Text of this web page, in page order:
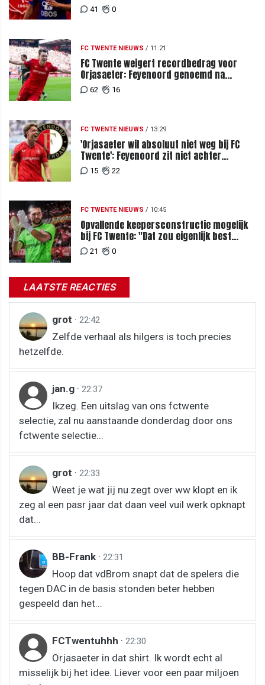
miljoenenbod
41 0
FC TWENTE NIEUWS / 11:21
FC Twente weigert recordbedrag voor
Orjasaeter: Feyenoord genoemd na
megabod
62 16
FC TWENTE NIEUWS / 13:29
'Orjasaeter wil absoluut niet weg bij FC
Twente': Feyenoord zit niet achter
recordbod
15 22
FC TWENTE NIEUWS / 10:45
Opvallende keepersconstructie mogelijk
bij FC Twente: "Dat zou eigenlijk best
kunnen"
21 0
LAATSTE REACTIES
grot · 22:42
Zelfde verhaal als hilgers is toch precies
hetzelfde.
jan.g · 22:37
Ikzeg. Een uitslag van ons fctwente
selectie, zal nu aanstaande donderdag door ons
fctwente selectie...
grot · 22:33
Weet je wat jij nu zegt over ww klopt en ik
zeg al een pasr jaar dat daan veel vuil werk opknapt
dat...
BB-Frank · 22:31
Hoop dat vdBrom snapt dat de spelers die
tegen DAC in de basis stonden beter hebben
gespeeld dan het...
FCTwentuhhh · 22:30
Orjasaeter in dat shirt. Ik wordt echt al
misselijk bij het idee. Liever voor een paar miljoen